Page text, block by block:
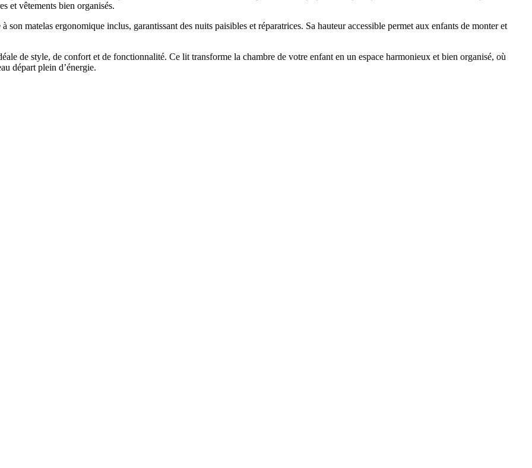
et vêtements bien organisés.
matelas ergonomique inclus, garantissant des nuits paisibles et réparatrices. Sa hauteur accessible permet aux enfants de monter et
de style, de confort et de fonctionnalité. Ce lit transforme la chambre de votre enfant en un espace harmonieux et bien organisé, où
départ plein d’énergie.